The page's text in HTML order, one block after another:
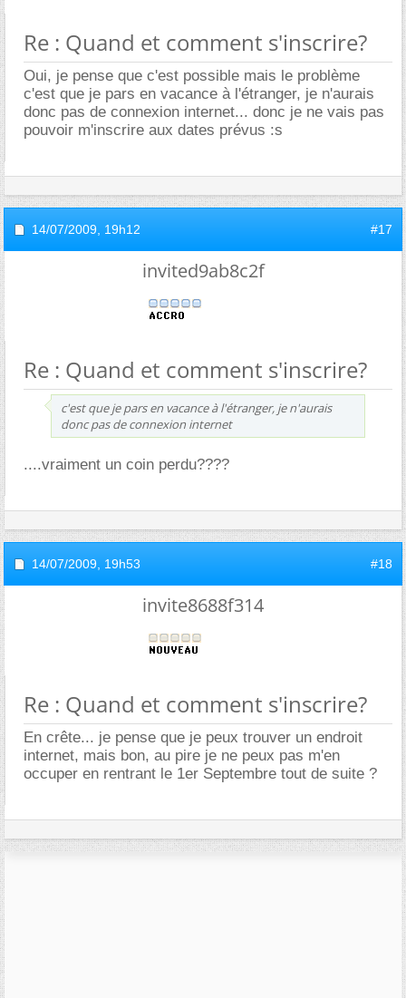
Re : Quand et comment s'inscrire?
Oui, je pense que c'est possible mais le problème
c'est que je pars en vacance à l'étranger, je n'aurais
donc pas de connexion internet... donc je ne vais pas
pouvoir m'inscrire aux dates prévus :s
14/07/2009, 19h12 #17
invited9ab8c2f
Re : Quand et comment s'inscrire?
c'est que je pars en vacance à l'étranger, je n'aurais
donc pas de connexion internet
....vraiment un coin perdu????
14/07/2009, 19h53 #18
invite8688f314
Re : Quand et comment s'inscrire?
En crête... je pense que je peux trouver un endroit
internet, mais bon, au pire je ne peux pas m'en
occuper en rentrant le 1er Septembre tout de suite ?